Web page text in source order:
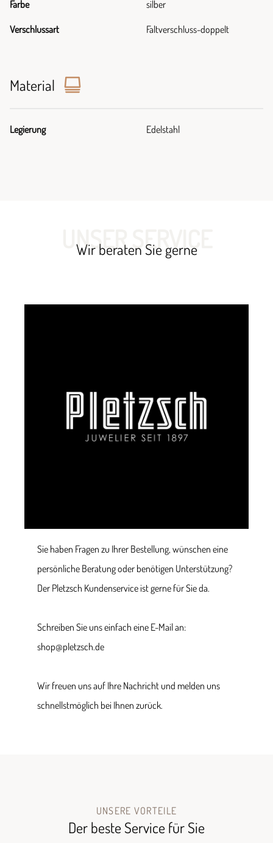
Farbe silber
Verschlussart Faltverschluss-doppelt
Material
Legierung Edelstahl
UNSER SERVICE
Wir beraten Sie gerne
Sie haben Fragen zu Ihrer Bestellung, wünschen eine
persönliche Beratung oder benötigen Unterstützung?
Der Pletzsch Kundenservice ist gerne für Sie da.
Schreiben Sie uns einfach eine E-Mail an:
shop@pletzsch.de
Wir freuen uns auf Ihre Nachricht und melden uns
schnellstmöglich bei Ihnen zurück.
UNSERE VORTEILE
Der beste Service für Sie